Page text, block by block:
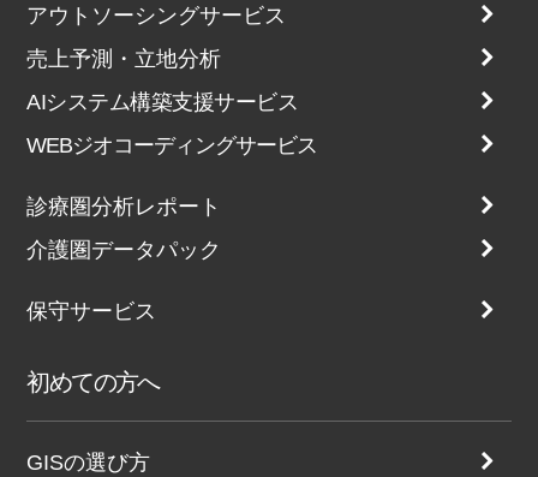
アウトソーシングサービス
売上予測・立地分析
AIシステム構築支援サービス
WEBジオコーディングサービス
診療圏分析レポート
介護圏データパック
保守サービス
初めての方へ
GISの選び方